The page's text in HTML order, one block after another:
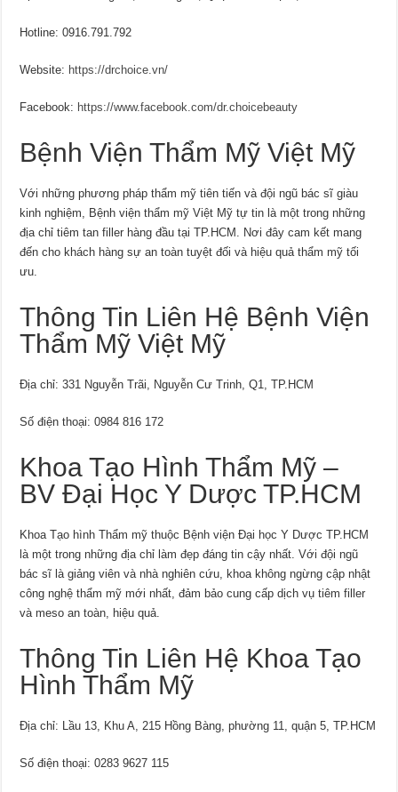
Hotline: 0916.791.792
Website: https://drchoice.vn/
Facebook: https://www.facebook.com/dr.choicebeauty
Bệnh Viện Thẩm Mỹ Việt Mỹ
Với những phương pháp thẩm mỹ tiên tiến và đội ngũ bác sĩ giàu
kinh nghiệm, Bệnh viện thẩm mỹ Việt Mỹ tự tin là một trong những
địa chỉ tiêm tan filler hàng đầu tại TP.HCM. Nơi đây cam kết mang
đến cho khách hàng sự an toàn tuyệt đối và hiệu quả thẩm mỹ tối
ưu.
Thông Tin Liên Hệ Bệnh Viện
Thẩm Mỹ Việt Mỹ
Địa chỉ: 331 Nguyễn Trãi, Nguyễn Cư Trinh, Q1, TP.HCM
Số điện thoại: 0984 816 172
Khoa Tạo Hình Thẩm Mỹ –
BV Đại Học Y Dược TP.HCM
Khoa Tạo hình Thẩm mỹ thuộc Bệnh viện Đại học Y Dược TP.HCM
là một trong những địa chỉ làm đẹp đáng tin cậy nhất. Với đội ngũ
bác sĩ là giảng viên và nhà nghiên cứu, khoa không ngừng cập nhật
công nghệ thẩm mỹ mới nhất, đảm bảo cung cấp dịch vụ tiêm filler
và meso an toàn, hiệu quả.
Thông Tin Liên Hệ Khoa Tạo
Hình Thẩm Mỹ
Địa chỉ: Lầu 13, Khu A, 215 Hồng Bàng, phường 11, quận 5, TP.HCM
Số điện thoại: 0283 9627 115